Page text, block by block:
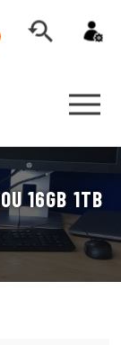
16GB 1TB